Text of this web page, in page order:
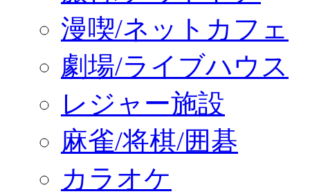
漫喫/ネットカフェ
劇場/ライブハウス
レジャー施設
麻雀/将棋/囲碁
カラオケ